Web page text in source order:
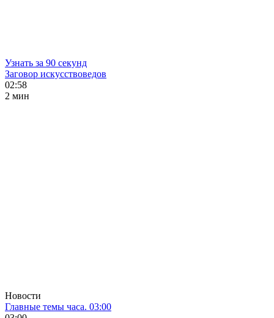
Узнать за 90 секунд
Заговор искусствоведов
02:58
2 мин
Новости
Главные темы часа. 03:00